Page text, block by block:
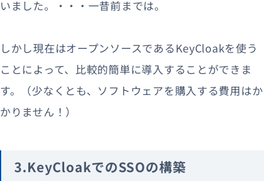
いました。 ・・・一昔前までは。
しかし現在はオープンソースであるKeyCloakを使う
ことによって、比較的簡単に導入することができま
す。
（少なくとも、ソフトウェアを購入する費用はか
かりません！）
3.KeyCloakでのSSOの構築